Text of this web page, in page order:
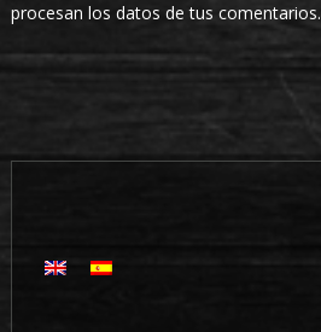
procesan los datos de tus comentarios.